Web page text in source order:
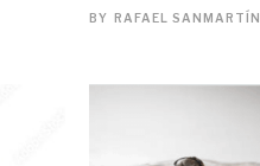
BY RAFAEL SANMARTÍN